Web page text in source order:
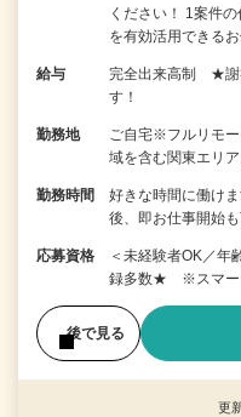
ください！ 1案件
を有効活用できる
給与
完全出来高制 ★謝
す！
勤務地
ご自宅※フルリモ
域を含む関東エリ
勤務時間
好きな時間に働け
後、即お仕事開始
応募資格
＜未経験者OK／
録多数★ ※スマー
後で見る
更